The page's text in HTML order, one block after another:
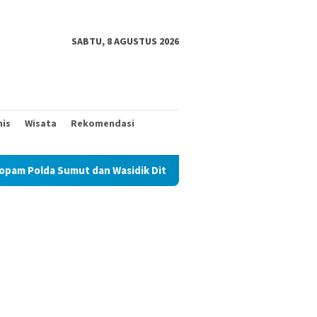
SABTU, 8 AGUSTUS 2026
Wisata Rekomendasi
dan Wasidik Ditreskrimum Diduga Permainkan Masyarakat